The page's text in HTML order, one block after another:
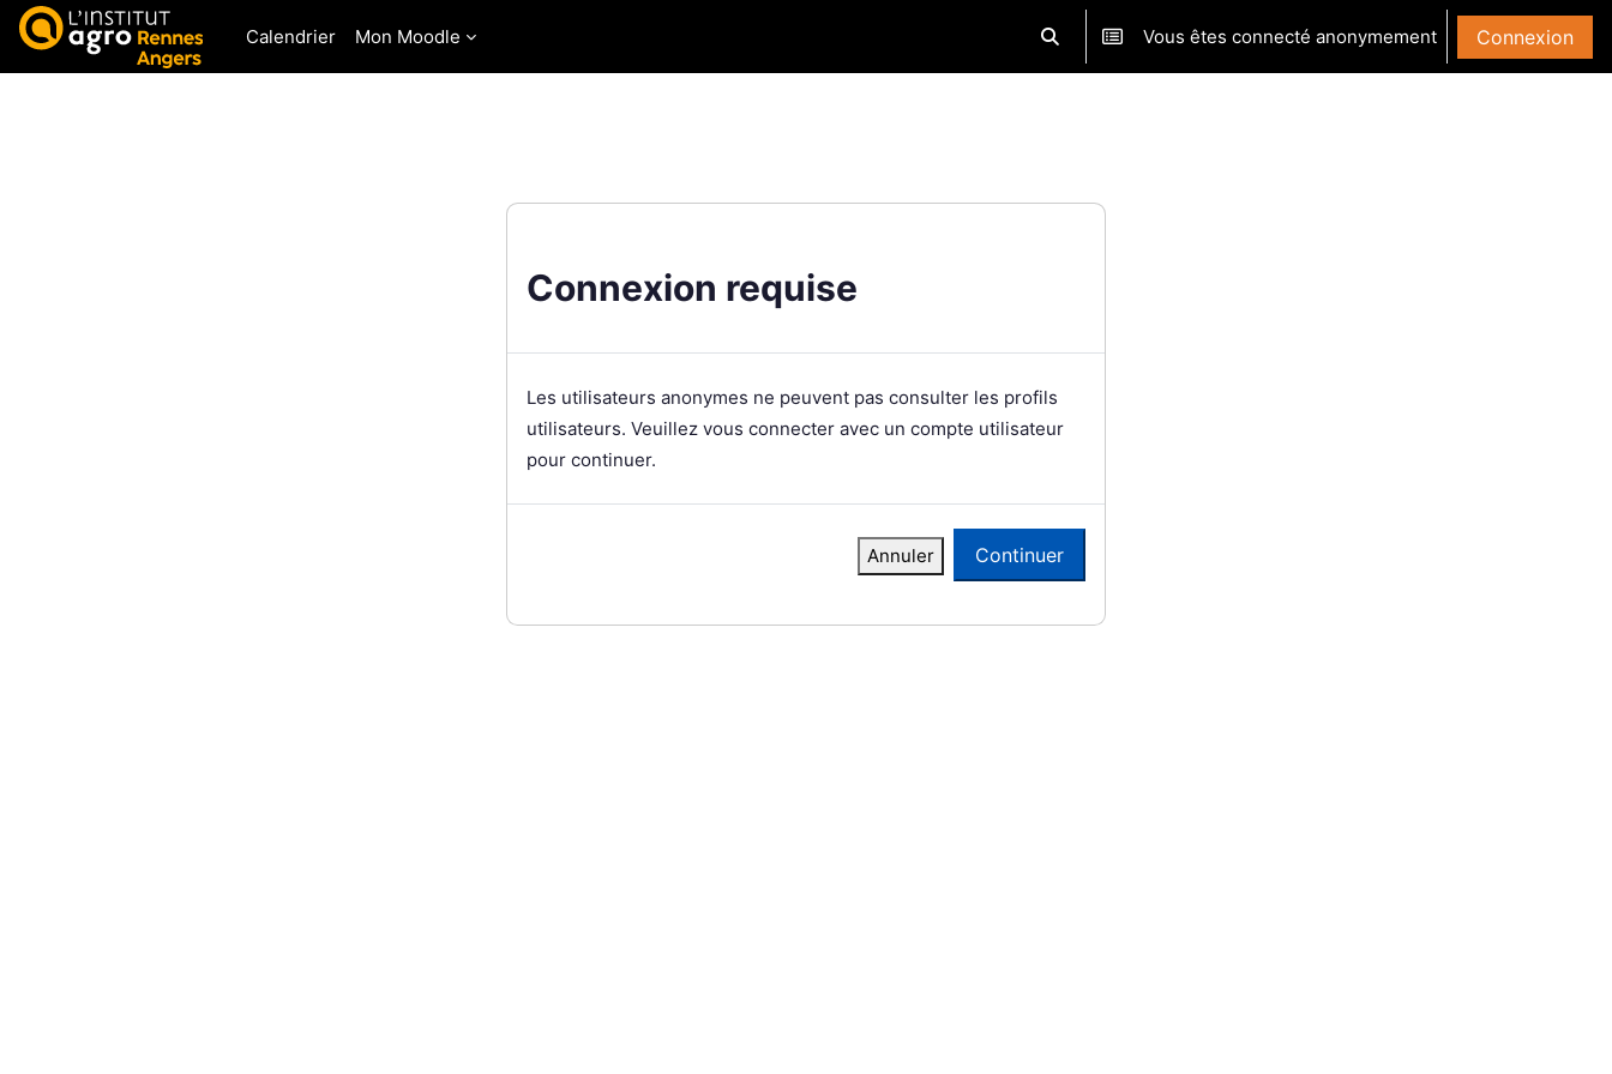
Passer au contenu principal
Calendrier
Mon Moodle Activer/désactiver la saisie de recherche
Vous êtes connecté anonymement Connexion
Connexion requise
Les utilisateurs anonymes ne peuvent pas consulter les profils
utilisateurs. Veuillez vous connecter avec un compte utilisateur
pour continuer.
Annuler Continuer